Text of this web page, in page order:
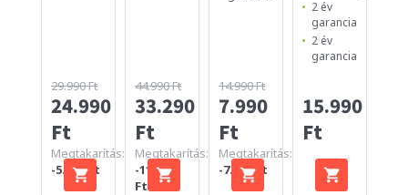
29.990 Ft
24.990
Ft
Megtakarítás:
-5.000 Ft
44.990 Ft
33.290
Ft
Megtakarítás:
-11.700
Ft
14.990 Ft
7.990
Ft
Megtakarítás:
-7.000 Ft
2 év
garancia
2 év
garancia
15.990
Ft